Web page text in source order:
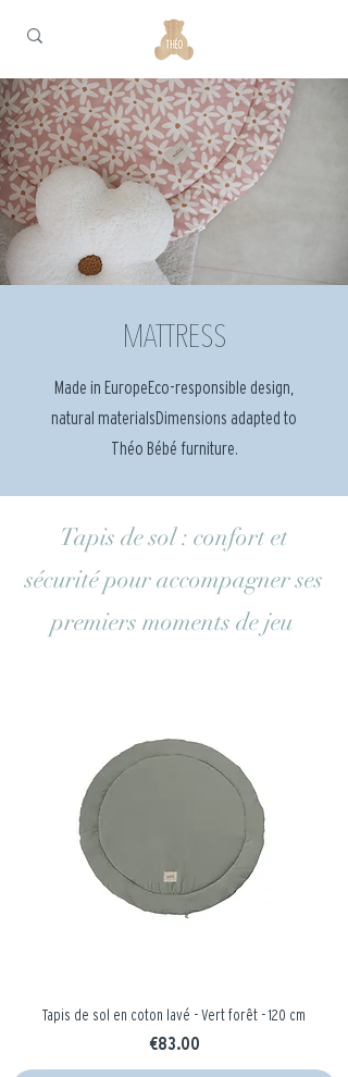
MATTRESS
Made in EuropeEco-responsible design,
natural materialsDimensions adapted to
Théo Bébé furniture.
Tapis de sol : confort et
sécurité pour accompagner ses
premiers moments de jeu
Tapis de sol en coton lavé - Vert forêt - 120 cm
Price
€83.00